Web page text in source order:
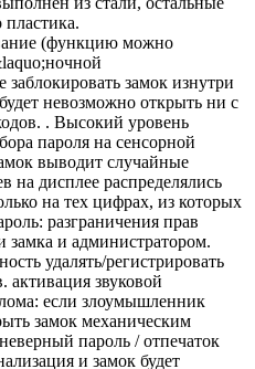
(функцию можно
замок изнутри
невозможно открыть ни с
. Высокий уровень
пароля на сенсорной
выводит случайные
на дисплее распределялись
на тех цифрах, из которых
разграничения прав
замка и администратором.
удалять/регистрировать
активация звуковой
если злоумышленник
замок механическим
пароль / отпечаток
и замок будет